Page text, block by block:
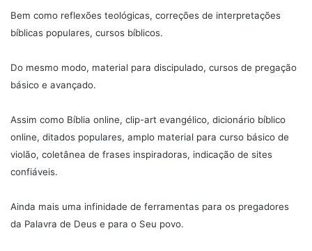
Bem como reflexões teológicas, correções de interpretações
bíblicas populares, cursos bíblicos.
Do mesmo modo, material para discipulado, cursos de pregação
básico e avançado.
Assim como Bíblia online, clip-art evangélico, dicionário bíblico
online, ditados populares, amplo material para curso básico de
violão, coletânea de frases inspiradoras, indicação de sites
confiáveis.
Ainda mais uma infinidade de ferramentas para os pregadores
da Palavra de Deus e para o Seu povo.